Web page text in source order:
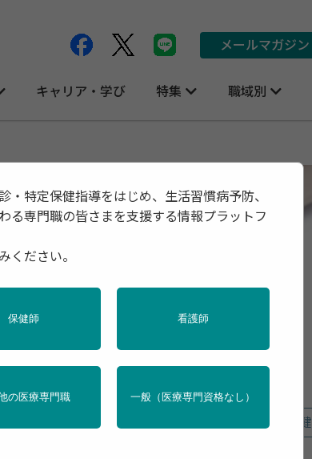
キャリア・学び 特集 職域別
メールマガジン
ツール
アルコール 母子保健
・特定保健指導をはじめ、生活習慣病予防、
る専門職の皆さまを支援する情報プラットフ
ください。
保健師 看護師
の医療専門職 一般（医療専門資格なし）